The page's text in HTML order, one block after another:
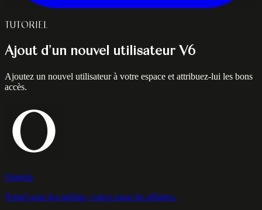
TUTORIEL
Ajout d'un nouvel utilisateur V6
Ajoutez un nouvel utilisateur à votre espace et attribuez-lui les bons
accès.
Omerlo
Pensé pour les médias, conçu pour les affaires.